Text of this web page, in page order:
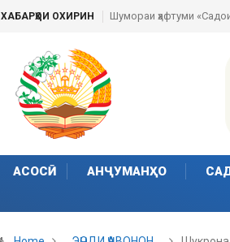
ХАБАРҲОИ ОХИРИН Шумораи ҳафтуми
АСОСӢ АНҶУМАНҲО